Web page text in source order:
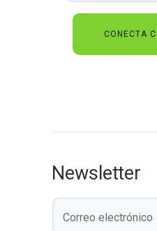
Newsletter